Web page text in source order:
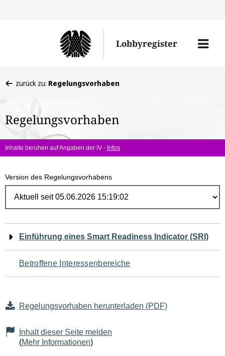
Lobbyregister
Menü
befinden
hier:
zurück zu: Regelungsvorhaben
Regelungsvorhaben
Inhalte beruhen auf Angaben der IV - Infos
Version des Regelungsvorhabens
Navigation
für
den
Seiteninhalt
Einführung eines Smart Readiness Indicator (SRI)
Betroffene Interessenbereiche
Regelungsvorhaben herunterladen (PDF)
Inhalt dieser Seite melden
(Mehr Informationen)